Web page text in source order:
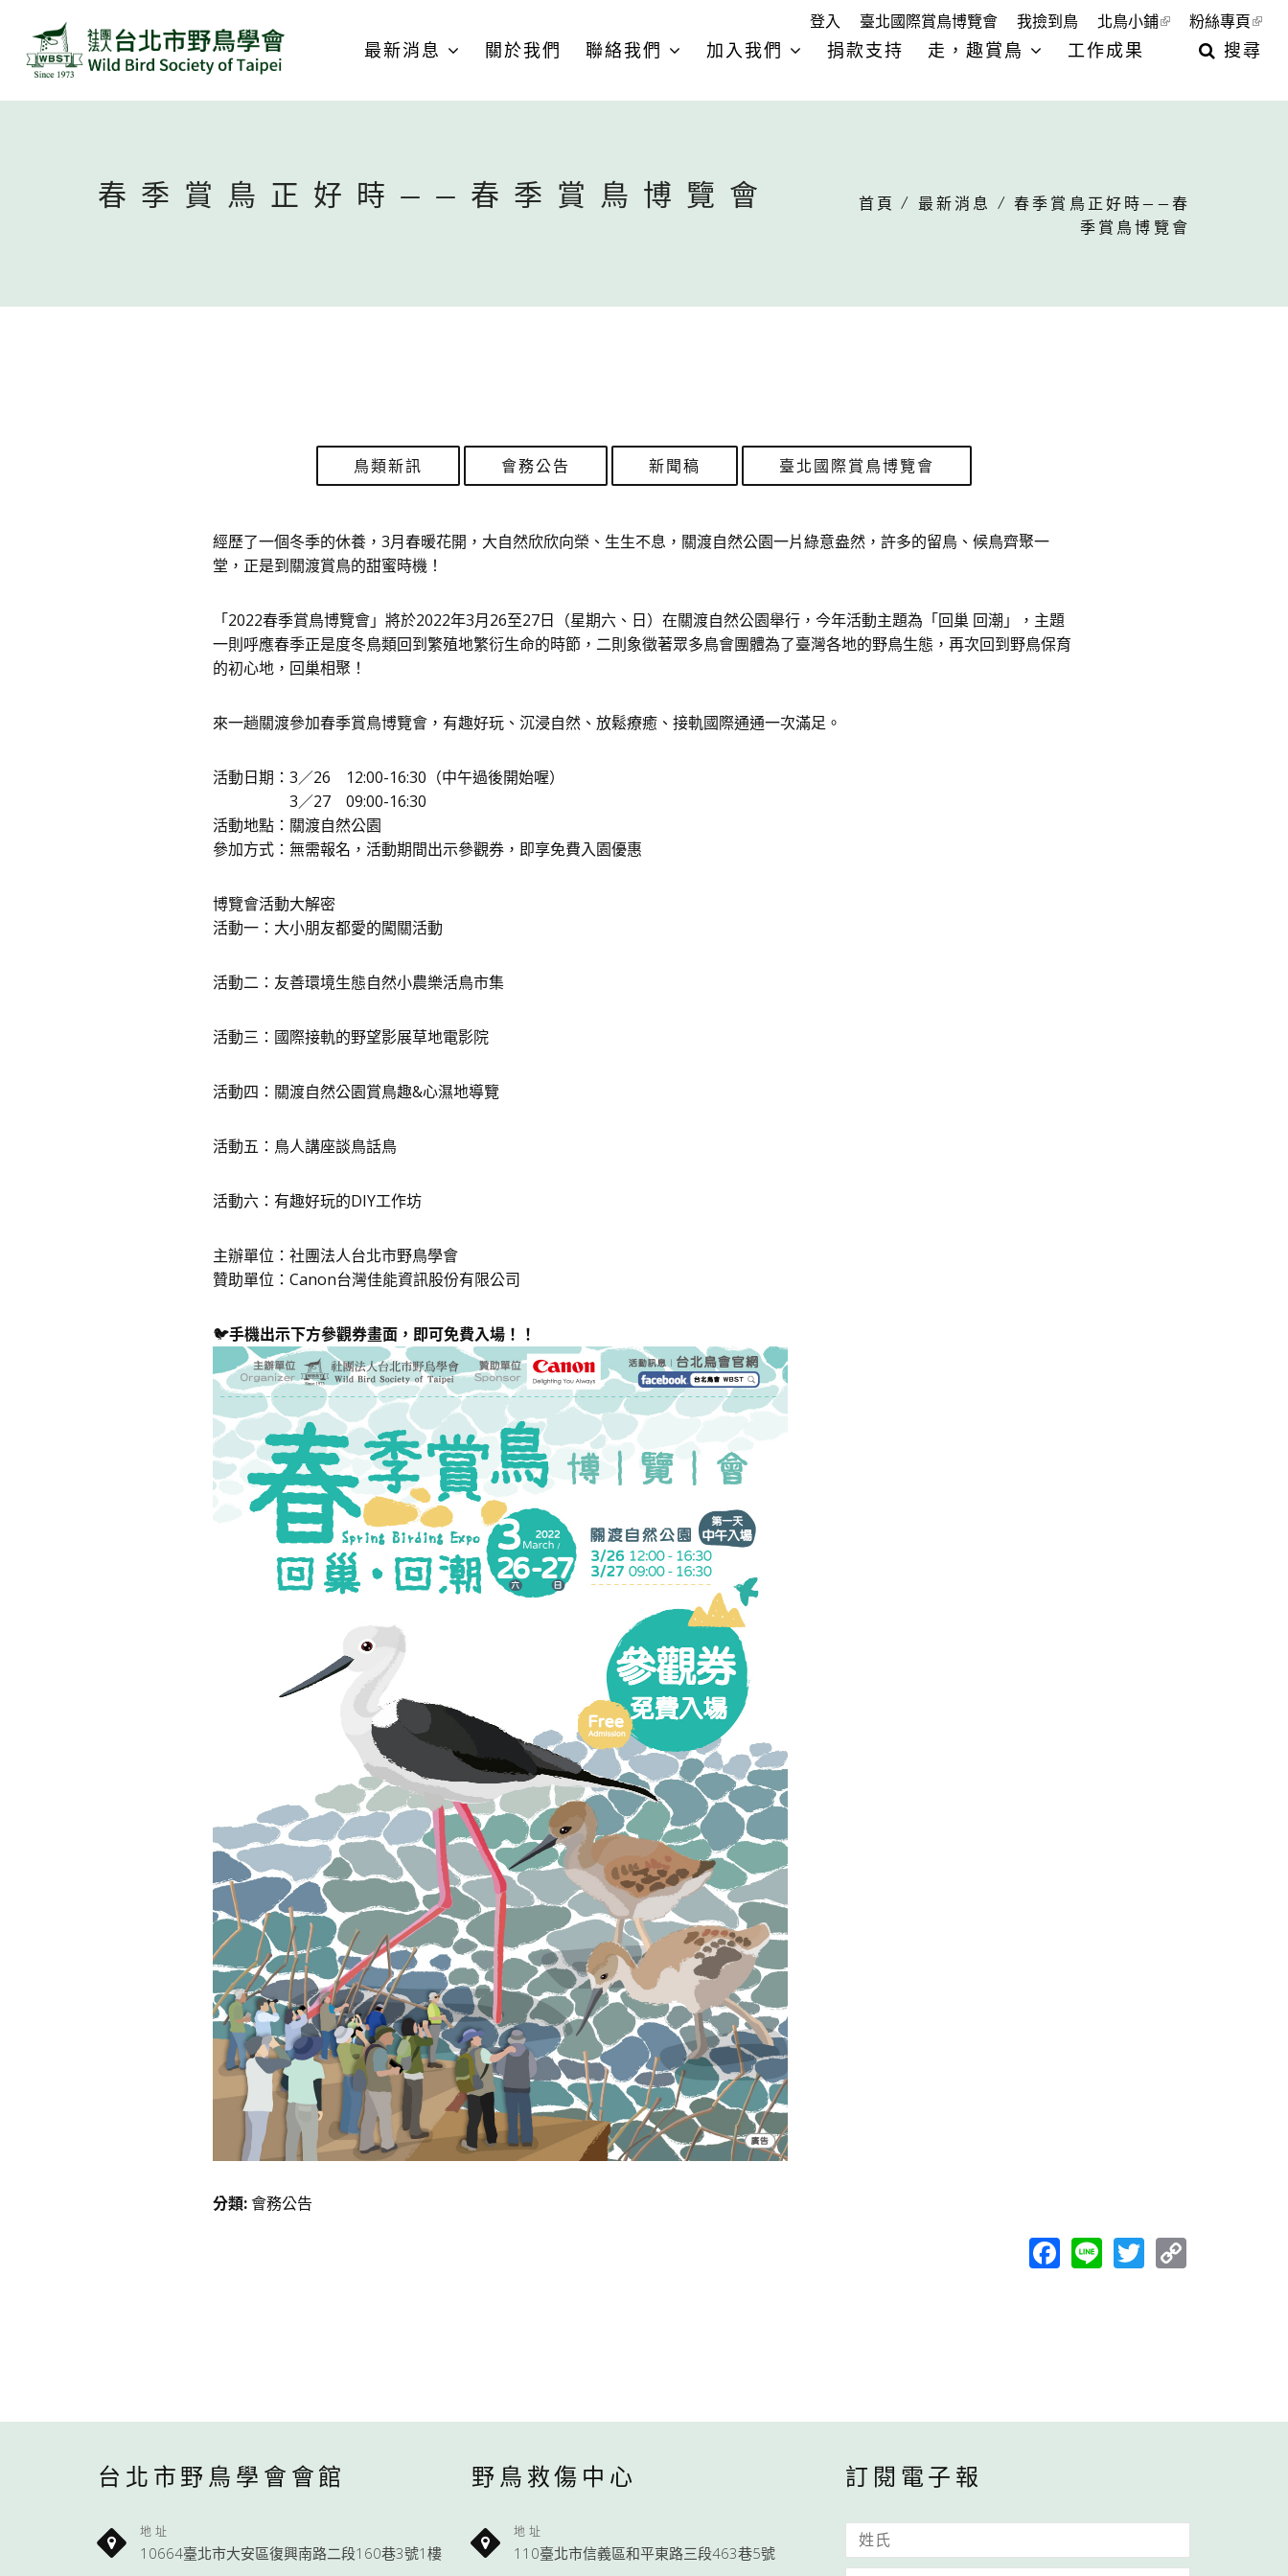
登入 臺北國際賞鳥博覽會 我撿到鳥 北鳥小鋪 粉絲專頁
最新消息 關於我們 聯絡我們 加入我們 捐款支持 走，趣賞鳥 工作成果 搜尋
春季賞鳥正好時——春季賞鳥博覽會 首頁 / 最新消息 / 春季賞鳥正好時——春
季賞鳥博覽會
鳥類新訊 會務公告 新聞稿 臺北國際賞鳥博覽會
經歷了一個冬季的休養，3月春暖花開，大自然欣欣向榮、生生不息，關渡自然公園一片綠意盎然，許多的留鳥、候鳥齊聚一
堂，正是到關渡賞鳥的甜蜜時機！
「2022春季賞鳥博覽會」將於2022年3月26至27日（星期六、日）在關渡自然公園舉行，今年活動主題為「回巢 回潮」，主題
一則呼應春季正是度冬鳥類回到繁殖地繁衍生命的時節，二則象徵著眾多鳥會團體為了臺灣各地的野鳥生態，再次回到野鳥保育
的初心地，回巢相聚！
來一趟關渡參加春季賞鳥博覽會，有趣好玩、沉浸自然、放鬆療癒、接軌國際通通一次滿足。
活動日期：3／26 12:00-16:30（中午過後開始喔）
3／27 09:00-16:30
活動地點：關渡自然公園
參加方式：無需報名，活動期間出示參觀券，即享免費入園優惠
博覽會活動大解密
活動一：大小朋友都愛的闖關活動
活動二：友善環境生態自然小農樂活鳥市集
活動三：國際接軌的野望影展草地電影院
活動四：關渡自然公園賞鳥趣&心濕地導覽
活動五：鳥人講座談鳥話鳥
活動六：有趣好玩的DIY工作坊
主辦單位：社團法人台北市野鳥學會
贊助單位：Canon台灣佳能資訊股份有限公司
🐦手機出示下方參觀券畫面，即可免費入場！！
分類:會務公告
Facebook
LineTwitter
台北市野鳥學會會館
地址
10664臺北市大安區復興南路二段160巷3號1樓
野鳥救傷中心
地址
110臺北市信義區和平東路三段463巷5號
訂閱電子報